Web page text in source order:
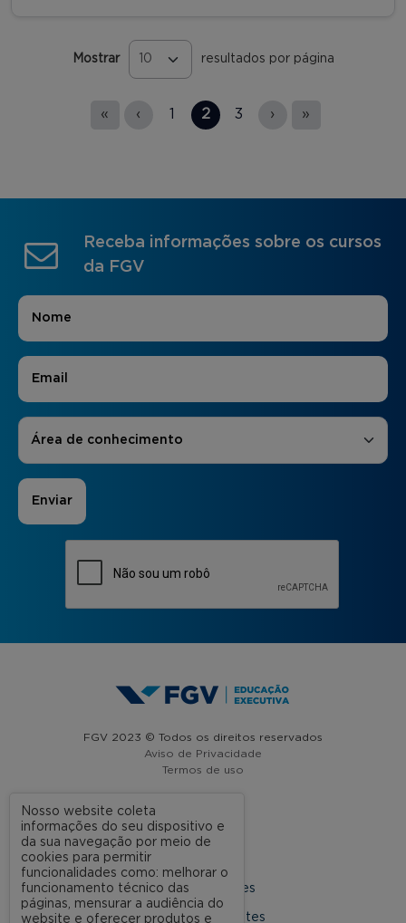
Mostrar resultados por página
« ‹ 1 2 3 › »
Receba informações sobre os cursos
da FGV
Nome
E-mail
Áreas de Interesse
Área de conhecimento
FGV 2023 © Todos os direitos reservados
Aviso de Privacidade
Termos de uso
A FGV
Nossas Unidades
Dúvidas Frequentes
Nosso website coleta
informações do seu dispositivo e
da sua navegação por meio de
cookies para permitir
funcionalidades como: melhorar o
funcionamento técnico das
páginas, mensurar a audiência do
website e oferecer produtos e